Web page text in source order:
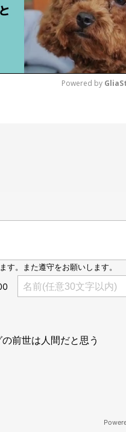
Powered by